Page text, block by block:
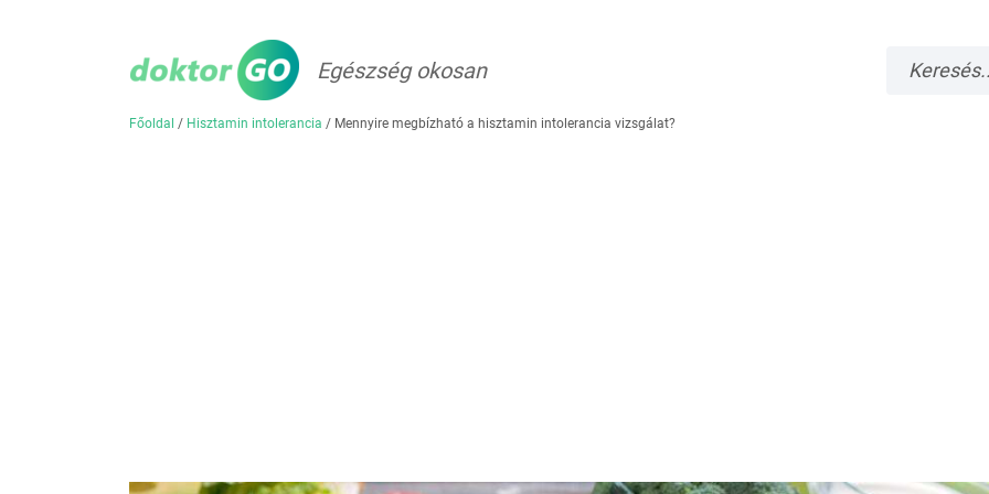
Egészség okosan
Főoldal / Hisztamin intolerancia / Mennyire megbízható a hisztamin intolerancia vizsgálat?